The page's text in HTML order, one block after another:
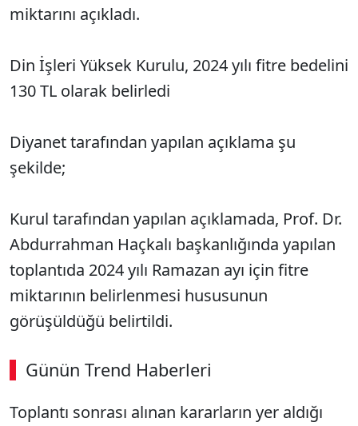
miktarını açıkladı.
Din İşleri Yüksek Kurulu, 2024 yılı fitre bedelini
130 TL olarak belirledi
Diyanet tarafından yapılan açıklama şu
şekilde;
Kurul tarafından yapılan açıklamada, Prof. Dr.
Abdurrahman Haçkalı başkanlığında yapılan
toplantıda 2024 yılı Ramazan ayı için fitre
miktarının belirlenmesi hususunun
görüşüldüğü belirtildi.
Günün Trend Haberleri
00:02 / 02:14
Sesi Aç
Toplantı sonrası alınan kararların yer aldığı